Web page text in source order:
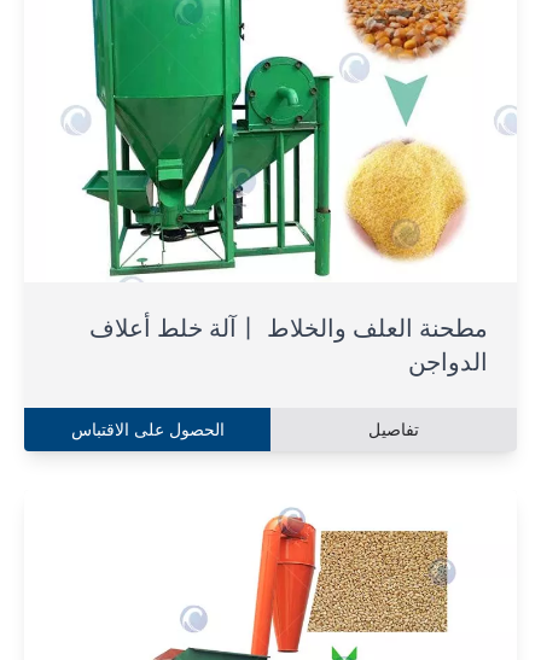
مطحنة العلف والخلاط 丨آلة خلط أعلاف
الدواجن
تفاصيل الحصول على الاقتباس